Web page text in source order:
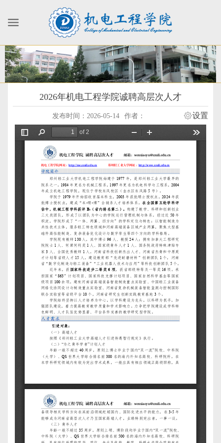
2026年机电工程学院诚聘高层次人才
发布时间：2026-05-14 作者： 设置